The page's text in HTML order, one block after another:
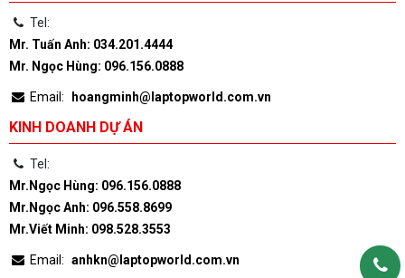
Tel:
Mr. Tuấn Anh: 034.201.4444
Mr. Ngọc Hùng: 096.156.0888
Email: hoangminh@laptopworld.com.vn
KINH DOANH DỰ ÁN
Tel:
Mr.Ngọc Hùng: 096.156.0888
Mr.Ngọc Anh: 096.558.8699
Mr.Viết Minh: 098.528.3553
Email: anhkn@laptopworld.com.vn